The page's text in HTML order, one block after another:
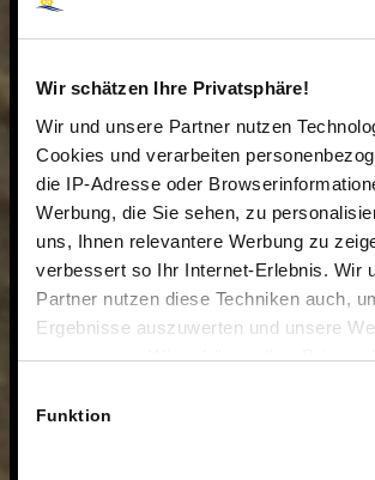
Wir schätzen Ihre Privatsphäre!
Wir und unsere Partner nutzen
Cookies und verarbeiten
die IP-Adresse oder
Werbung, die Sie sehen, zu
uns, Ihnen relevantere Werbung zu
verbessert so Ihr Internet-Erlebnis. Wir
Partner nutzen diese Techniken auch,
Ergebnisse auszuwerten und unsere
anzupassen. Wir schätzen Ihre
Technologien.
Funktion